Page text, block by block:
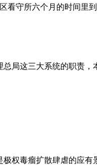
守所六个月的时间里
局这三大系统的职责
权毒瘤扩散肆虐的应